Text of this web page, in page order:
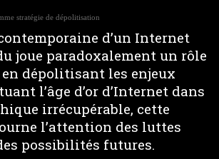
stratégie de dépolitisation
d’un Internet
joue paradoxalement un rôle
dépolitisant les enjeux
l’âge d’or d’Internet dans
irrécupérable, cette
l’attention des luttes
possibilités futures.